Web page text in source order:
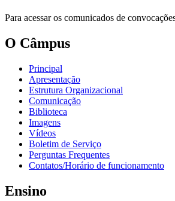
Para acessar os comunicados de
O Câmpus
Principal
Apresentação
Estrutura Organizacional
Comunicação
Biblioteca
Imagens
Vídeos
Boletim de Serviço
Perguntas Frequentes
Contatos/Horário de funcionamento
Ensino